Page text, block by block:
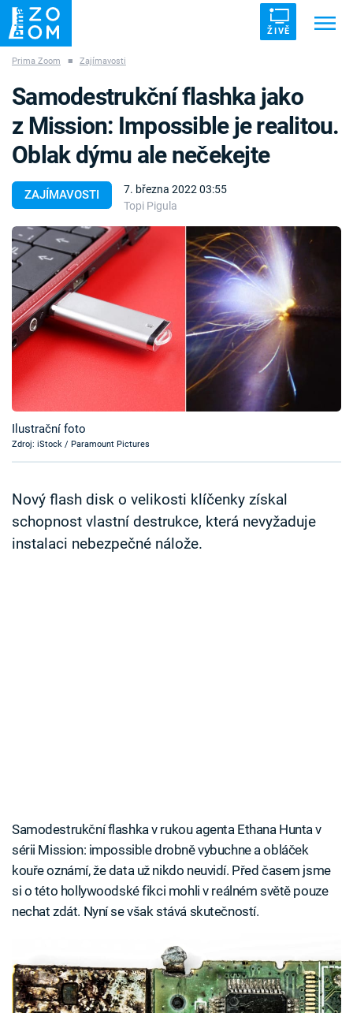
ŽIVĚ
ZÁHADY VETŘELCI DÁVNOVĚKU
Témata
Témata
Pořady
TV Program
Časopis
Sledujte prima+
Sledujte nás
Prima Zoom ■ Zajímavosti
ZAJÍMAVOSTI
7. března 2022 03:55
Topi Pigula
Samodestrukční flashka jako
z Mission: Impossible je realitou.
Oblak dýmu ale nečekejte
Ilustrační foto
Zdroj: iStock / Paramount Pictures
Nový flash disk o velikosti klíčenky získal
schopnost vlastní destrukce, která nevyžaduje
instalaci nebezpečné nálože.
Samodestrukční flashka v rukou agenta Ethana Hunta v
sérii Mission: impossible drobně vybuchne a obláček
kouře oznámí, že data už nikdo neuvidí. Před časem jsme
si o této hollywoodské fikci mohli v reálném světě pouze
nechat zdát. Nyní se však stává skutečností.